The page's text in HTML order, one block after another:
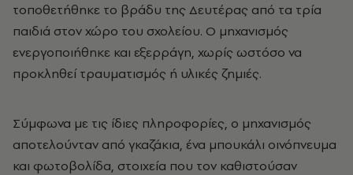
τοποθετήθηκε το βράδυ της Δευτέρας από τα τρία
παιδιά στον χώρο του σχολείου. Ο μηχανισμός
ενεργοποιήθηκε και εξερράγη, χωρίς ωστόσο να
προκληθεί τραυματισμός ή υλικές ζημιές.
Σύμφωνα με τις ίδιες πληροφορίες, ο μηχανισμός
αποτελούνταν από γκαζάκια, ένα μπουκάλι οινόπνευμα
και φωτοβολίδα, στοιχεία που τον καθιστούσαν